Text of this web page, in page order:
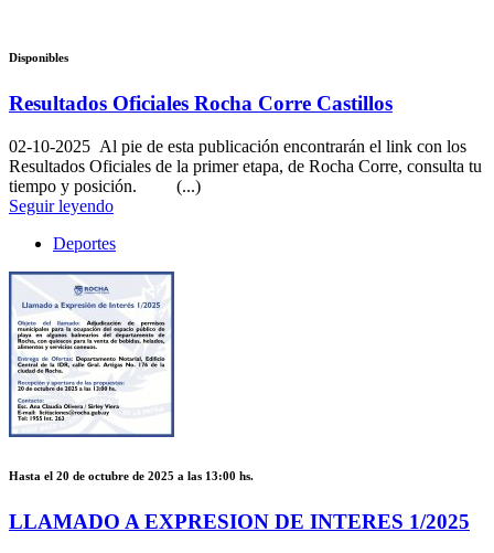
Disponibles
Resultados Oficiales Rocha Corre Castillos
02-10-2025 Al pie de esta publicación encontrarán el link con los
Resultados Oficiales de la primer etapa, de Rocha Corre, consulta tu
tiempo y posición. (...)
Seguir leyendo
Deportes
Hasta el 20 de octubre de 2025 a las 13:00 hs.
LLAMADO A EXPRESION DE INTERES 1/2025